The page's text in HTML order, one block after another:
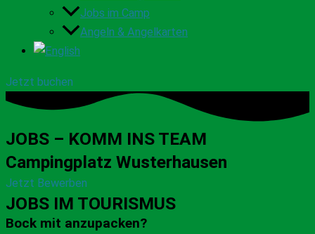
Jobs im Camp
Angeln & Angelkarten
Jetzt buchen
JOBS – KOMM INS TEAM
Campingplatz Wusterhausen
Jetzt Bewerben
JOBS IM TOURISMUS
Bock mit anzupacken?